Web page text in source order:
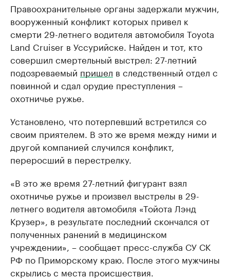
Правоохранительные органы задержали мужчин,
вооруженный конфликт которых привел к
смерти 29-летнего водителя автомобиля Toyota
Land Cruiser в Уссурийске. Найден и тот, кто
совершил смертельный выстрел: 27-летний
подозреваемый пришел в следственный отдел с
повинной и сдал орудие преступления –
охотничье ружье.
Установлено, что потерпевший встретился со
своим приятелем. В это же время между ними и
другой компанией случился конфликт,
переросший в перестрелку.
«В это же время 27-летний фигурант взял
охотничье ружье и произвел выстрелы в 29-
летнего водителя автомобиля «Тойота Лэнд
Крузер», в результате последний скончался от
полученных ранений в медицинском
учреждении», – сообщает пресс-служба СУ СК
РФ по Приморскому краю. После этого мужчины
скрылись с места происшествия.